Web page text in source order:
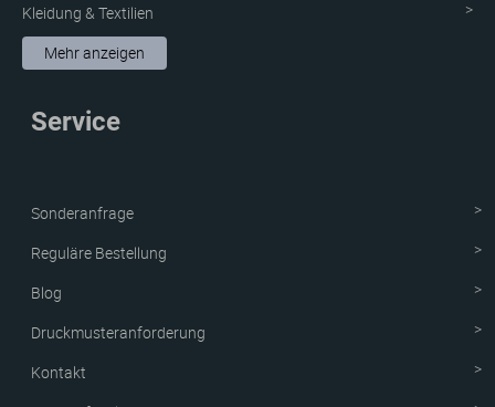
Kleidung & Textilien
Aufkleber & Etiketten
Verpackungen
Mehr anzeigen
Service
Sonderanfrage
Reguläre Bestellung
Blog
Druckmusteranforderung
Kontakt